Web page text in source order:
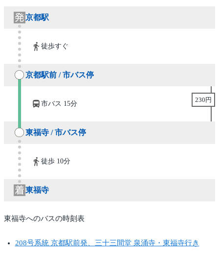
京都駅
徒歩すぐ
京都駅前 / 市バス停
市バス 15分
230円
東福寺 / 市バス停
徒歩 10分
東福寺
東福寺へのバスの時刻表
208号系統 京都駅前発、三十三間堂 泉涌寺・東福寺行き